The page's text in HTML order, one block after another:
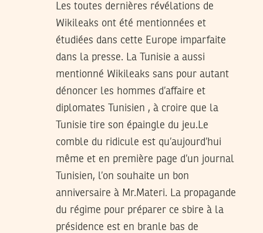
Les toutes dernières révélations de
Wikileaks ont été mentionnées et
étudiées dans cette Europe imparfaite
dans la presse. La Tunisie a aussi
mentionné Wikileaks sans pour autant
dénoncer les hommes d’affaire et
diplomates Tunisien , à croire que la
Tunisie tire son épaingle du jeu.Le
comble du ridicule est qu’aujourd’hui
même et en première page d’un journal
Tunisien, l’on souhaite un bon
anniversaire à Mr.Materi. La propagande
du régime pour préparer ce sbire à la
présidence est en branle bas de